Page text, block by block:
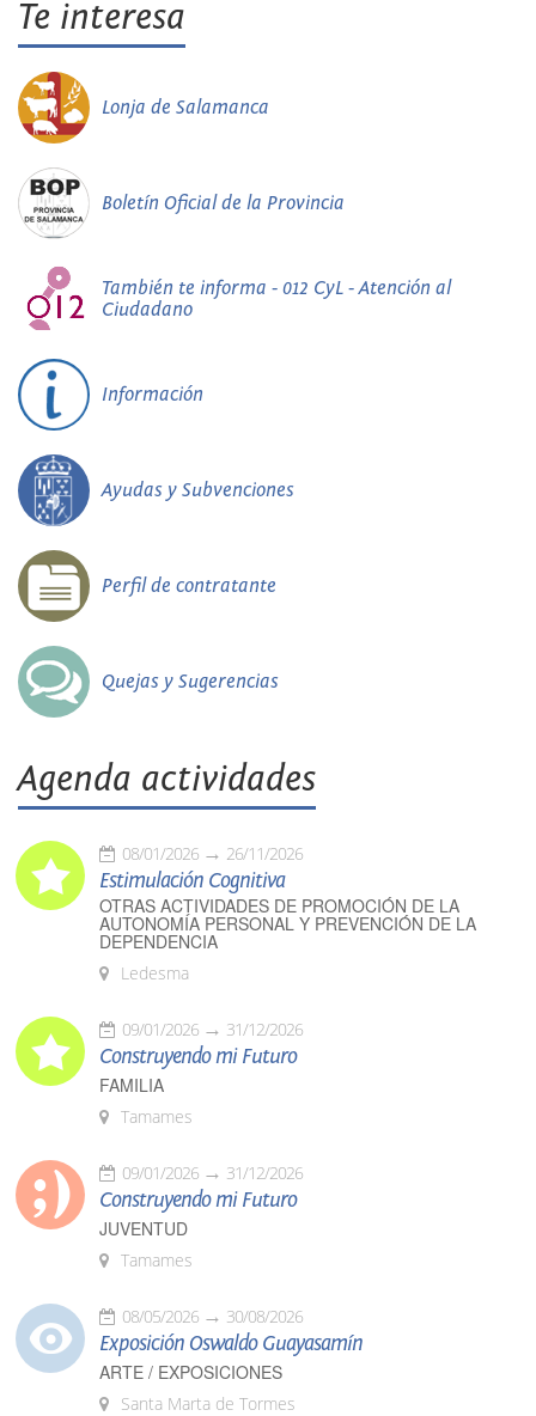
Te interesa
Lonja de Salamanca
Boletín Oficial de la Provincia
También te informa - 012 CyL - Atención al
Ciudadano
Información
Ayudas y Subvenciones
Perfil de contratante
Quejas y Sugerencias
Agenda actividades
08/01/2026 26/11/2026
Estimulación Cognitiva
OTRAS ACTIVIDADES DE PROMOCIÓN DE LA
AUTONOMÍA PERSONAL Y PREVENCIÓN DE LA
DEPENDENCIA
Ledesma
09/01/2026 31/12/2026
Construyendo mi Futuro
FAMILIA
Tamames
09/01/2026 31/12/2026
Construyendo mi Futuro
JUVENTUD
Tamames
08/05/2026 30/08/2026
Exposición Oswaldo Guayasamín
ARTE / EXPOSICIONES
Santa Marta de Tormes